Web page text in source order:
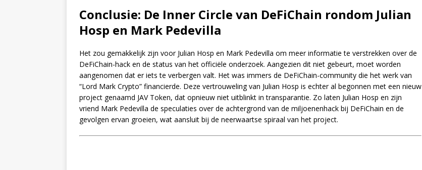
Conclusie: De Inner Circle van DeFiChain rondom Julian
Hosp en Mark Pedevilla
Het zou gemakkelijk zijn voor Julian Hosp en Mark Pedevilla om meer informatie te verstrekken over de
DeFiChain-hack en de status van het officiële onderzoek. Aangezien dit niet gebeurt, moet worden
aangenomen dat er iets te verbergen valt. Het was immers de DeFiChain-community die het werk van
“Lord Mark Crypto” financierde. Deze vertrouweling van Julian Hosp is echter al begonnen met een nieuw
project genaamd JAV Token, dat opnieuw niet uitblinkt in transparantie. Zo laten Julian Hosp en zijn
vriend Mark Pedevilla de speculaties over de achtergrond van de miljoenenhack bij DeFiChain en de
gevolgen ervan groeien, wat aansluit bij de neerwaartse spiraal van het project.